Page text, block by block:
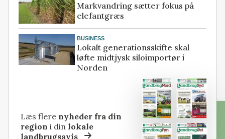
Markvandring sætter fokus på
elefantgræs
BUSINESS
Lokalt generationsskifte skal
løfte midtjysk siloimportør i
Norden
Læs flere nyheder fra din
region i dinlokale
landbrugsavis